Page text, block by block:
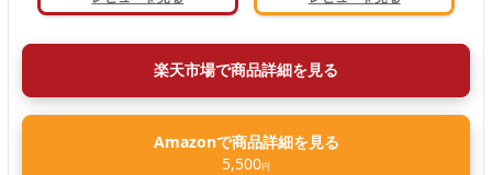
楽天市場で商品詳細を見る
Amazonで商品詳細を見る
5,500円